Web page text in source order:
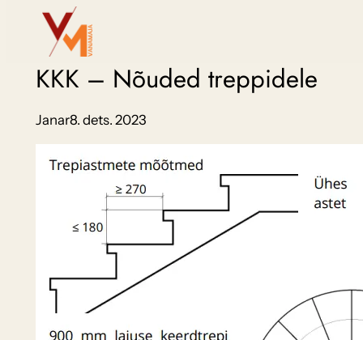
KKK – Nõuded treppidele
Janar8. dets. 2023